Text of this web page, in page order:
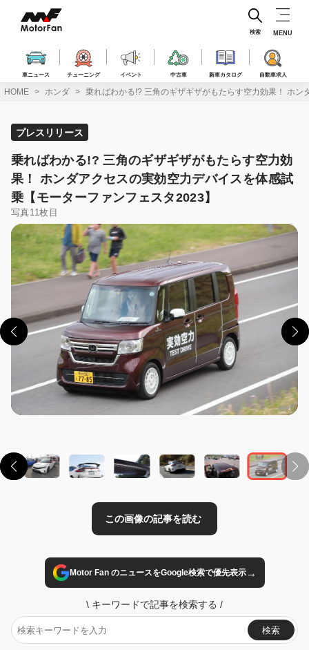
ス
車ニュース チューニング イベント 中古車 新車カタログ 自動車求人
検索 MENU
HOME ホンダ 乗ればわかる!? 三角のギザギザがもたらす空力効果！ ホ
プレスリリース
乗ればわかる!? 三角のギザギザがもたらす空力効
果！ ホンダアクセスの実効空力デバイスを体感試
乗【モーターファンフェスタ2023】
写真11枚目
Motor Fan のニュースをGoogle検索で優先表示→
\ キーワードで記事を検索する /
検索